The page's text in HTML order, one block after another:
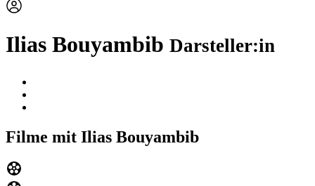
Ilias Bouyambib Darsteller:in
Filme mit Ilias Bouyambib